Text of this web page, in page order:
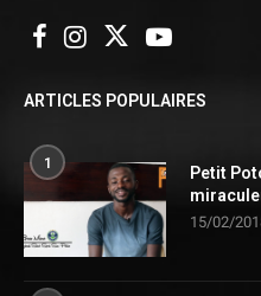
ARTICLES POPULAIRES
1
Petit
15/02/